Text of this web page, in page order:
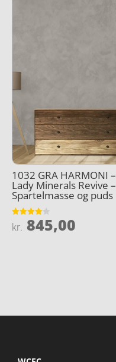
1032 GRA HARMONI
Lady Minerals Revive
Spartelmasse og puds
Vurderet
4
kr. 845,00